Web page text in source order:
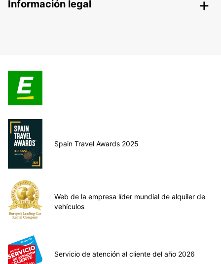
Información legal
Spain Travel Awards 2025
Web de la empresa líder mundial de alquiler de
vehículos
Servicio de atención al cliente del año 2026